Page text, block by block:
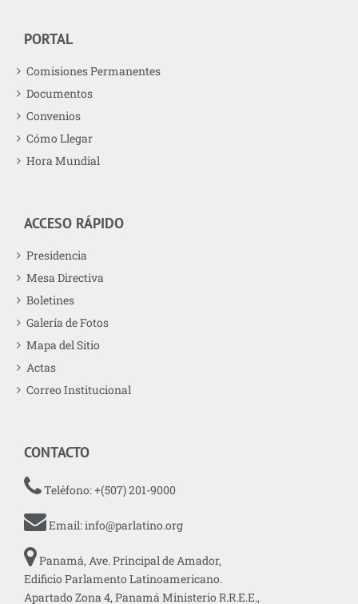
PORTAL
Comisiones Permanentes
Documentos
Convenios
Cómo Llegar
Hora Mundial
ACCESO RÁPIDO
Presidencia
Mesa Directiva
Boletines
Galería de Fotos
Mapa del Sitio
Actas
Correo Institucional
CONTACTO
Teléfono: +(507) 201-9000
Email:info@parlatino.org
Panamá, Ave. Principal de Amador,
Edificio Parlamento Latinoamericano.
Apartado Zona 4, Panamá Ministerio R.R.E.E.,